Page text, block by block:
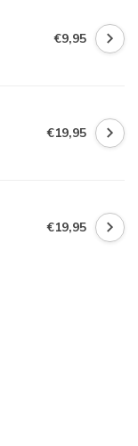
€9,95
€19,95
€19,95